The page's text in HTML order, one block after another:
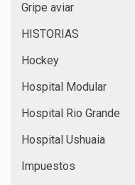
Gripe aviar
HISTORIAS
Hockey
Hospital Modular
Hospital Rio Grande
Hospital Ushuaia
Impuestos